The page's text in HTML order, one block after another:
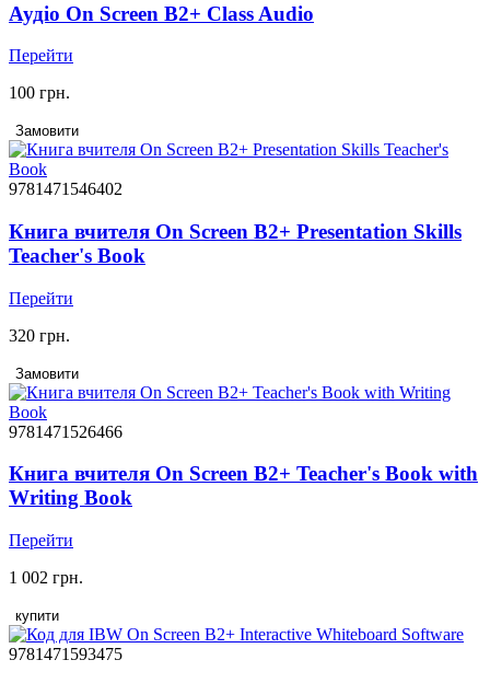
Аудіо On Screen B2+ Class Audio
Перейти
100 грн.
Замовити
9781471546402
Книга вчителя On Screen B2+ Presentation Skills
Teacher's Book
Перейти
320 грн.
Замовити
9781471526466
Книга вчителя On Screen B2+ Teacher's Book with
Writing Book
Перейти
1 002 грн.
купити
9781471593475